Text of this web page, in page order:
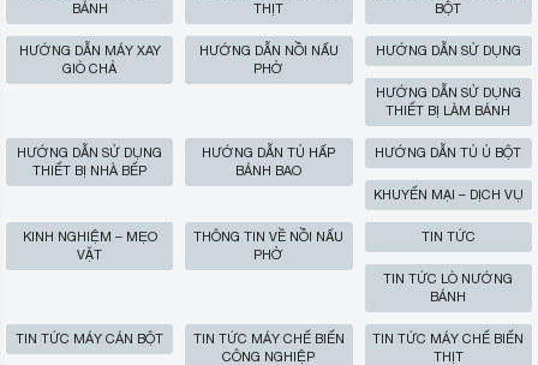
BÁNH
THỊT
BỘT
HƯỚNG DẪN MÁY XAY
GIÒ CHẢ
HƯỚNG DẪN NỒI NẤU
PHỞ
HƯỚNG DẪN SỬ DỤNG
HƯỚNG DẪN SỬ DỤNG
THIẾT BỊ LÀM BÁNH
HƯỚNG DẪN SỬ DỤNG
THIẾT BỊ NHÀ BẾP
HƯỚNG DẪN TỦ HẤP
BÁNH BAO
HƯỚNG DẪN TỦ Ủ BỘT
KHUYẾN MẠI – DỊCH VỤ
KINH NGHIỆM – MẸO
VẶT
THÔNG TIN VỀ NỒI NẤU
PHỞ
TIN TỨC
TIN TỨC LÒ NƯỚNG
BÁNH
TIN TỨC MÁY CÁN BỘT
TIN TỨC MÁY CHẾ BIẾN
CÔNG NGHIỆP
TIN TỨC MÁY CHẾ BIẾN
THỊT